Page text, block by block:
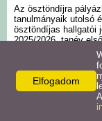
Helyi
Helyi
Az ösztöndíjra
tanulmányaik utolsó
ösztöndíjas hallgatói
2025/2026. tanév
Az ösztöndíjra
a hallgatói
időpontjában
2024/2025. tanév
hallgatói
Elfogadom